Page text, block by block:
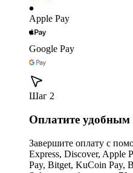
Apple Pay
Google Pay
Шаг 2
Оплатите удобным
Завершите оплату с
Express, Discover, Apple
Pay, Bitget, KuCoin Pay,